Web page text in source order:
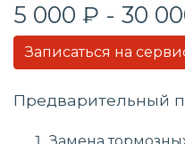
5 000 ₽ - 30
Записаться на
Предварительный